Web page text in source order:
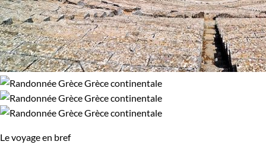
Le voyage en bref